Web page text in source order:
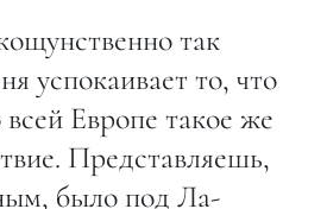
так
успокаивает то, что
Европе такое же
Представляешь,
было под Ла-